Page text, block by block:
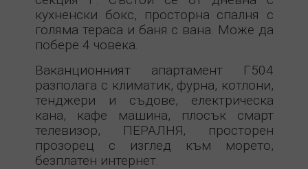
кухненски бокс, просторна спалня с
голяма тераса и баня с вана. Може да
побере 4 човека.
Ваканционният апартамент Г504
разполага с климатик, фурна, котлони,
тенджери и съдове, електрическа
кана, кафе машина, плосък смарт
телевизор, ПЕРАЛНЯ, просторен
прозорец с изглед към морето,
безплатен интернет.